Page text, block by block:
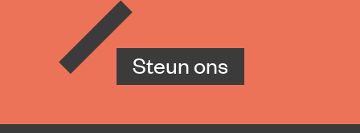
Steun ons